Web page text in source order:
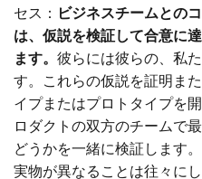
セス： ビジネスチームとの
は、仮説を検証して合意に
ます。 彼らには彼らの、私
す。これらの仮説を証明ま
イプまたはプロトタイプを
ロダクトの双方のチームで
どうかを一緒に検証します
実物が異なることは往々に